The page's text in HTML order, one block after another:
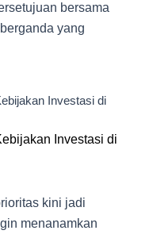
bersama
yang
Investasi di
kini jadi
menanamkan